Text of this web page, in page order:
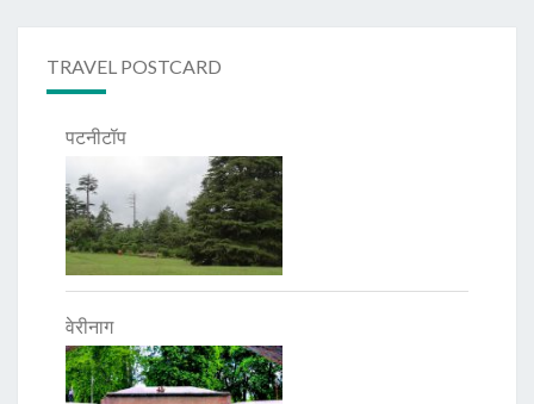
TRAVEL POSTCARD
पटनीटॉप
वेरीनाग